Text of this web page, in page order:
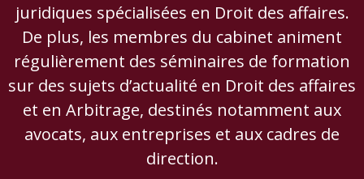
juridiques spécialisées en Droit des affaires.
De plus, les membres du cabinet animent
régulièrement des séminaires de formation
sur des sujets d’actualité en Droit des affaires
et en Arbitrage, destinés notamment aux
avocats, aux entreprises et aux cadres de
direction.